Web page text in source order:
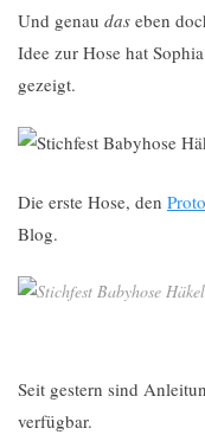
Und genau das eben
Idee zur Hose hat
gezeigt.
Die erste Hose, den
Blog.
Seit gestern sind
verfügbar.